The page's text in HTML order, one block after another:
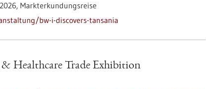
Markterkundungsreise
bw-i-discovers-tansania
Healthcare Trade Exhibition